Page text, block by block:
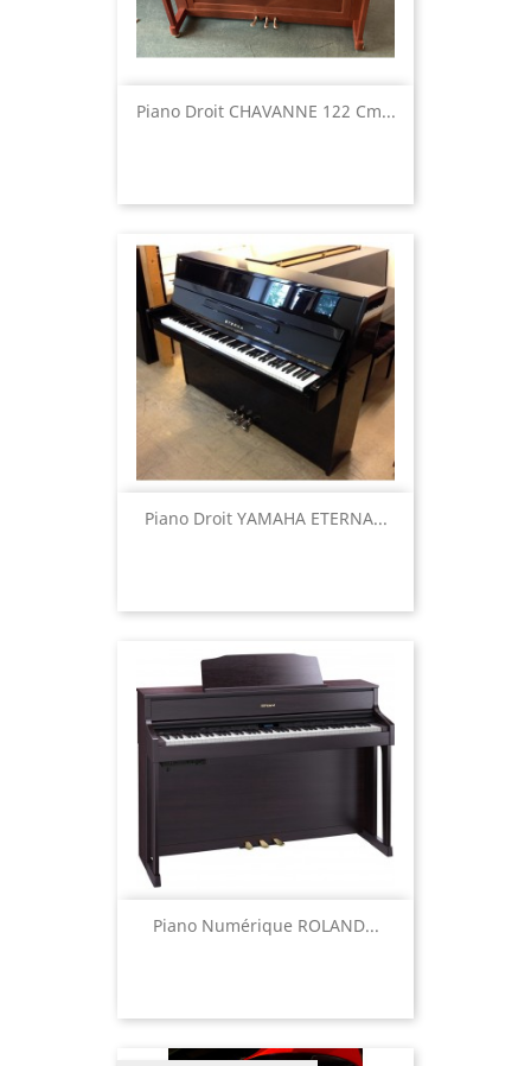
Piano Droit CHAVANNE 122 Cm...
Piano Droit YAMAHA ETERNA...
Piano Numérique ROLAND...